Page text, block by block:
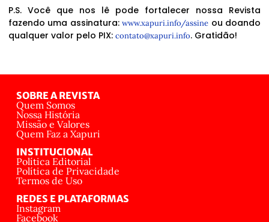
P.S. Você que nos lê pode fortalecer nossa Revista
fazendo uma assinatura:www.xapuri.info/assine ou doando
qualquer valor pelo PIX: contato@xapuri.info. Gratidão!
SOBRE A REVISTA
Quem Somos
Nossa História
Missão e Valores
Quem Faz a Xapuri
INSTITUCIONAL
Política Editorial
Política de Privacidade
Termos de Uso
REDES E PLATAFORMAS
Instagram
Facebook